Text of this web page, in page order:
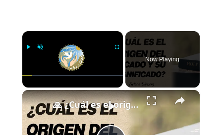
×
Play Unmute Fullscreen
Now Playing
×
🙏 ¿Cuál es el origen del pecado y cuál es su significado? 🙏